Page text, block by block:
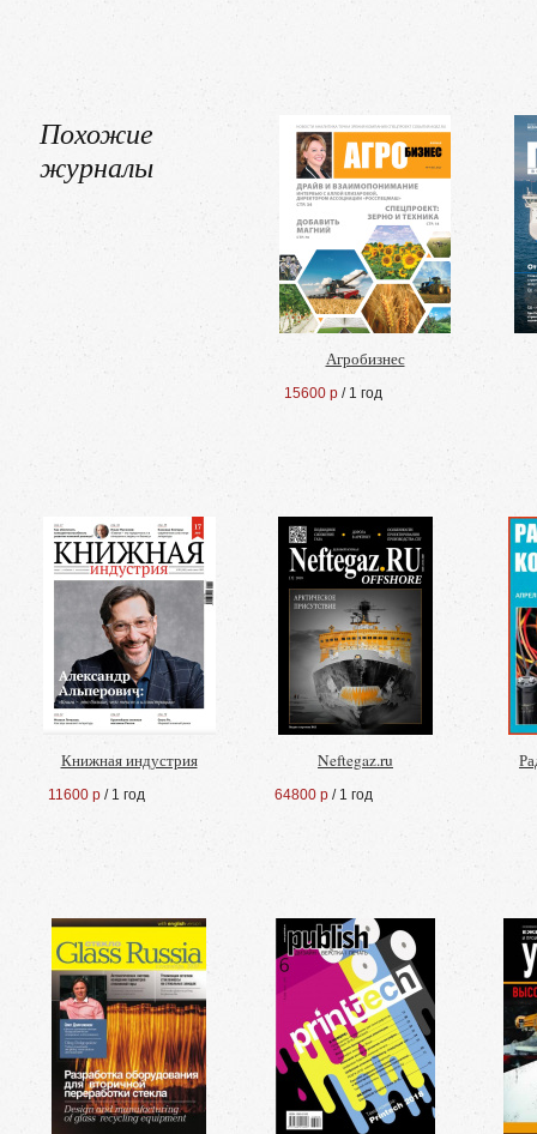
Похожие
журналы
Агробизнес
15600 р / 1 год
Книжная индустрия
11600 р / 1 год
Neftegaz.ru
64800 р / 1 год